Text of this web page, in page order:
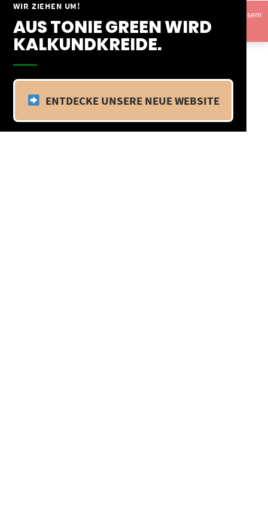
WIR ZIEHEN UM!
AUS TONIE GREEN WIRD
KALKUNDKREIDE.
ENTDECKE UNSERE NEUE WEBSITE
Springe
Inhalt
Vom 09.04.25 - 20.04.25 befinden wir uns im Betriebsurlaub. In diesem
Zeitraum findet kein Versand statt.Ausblenden